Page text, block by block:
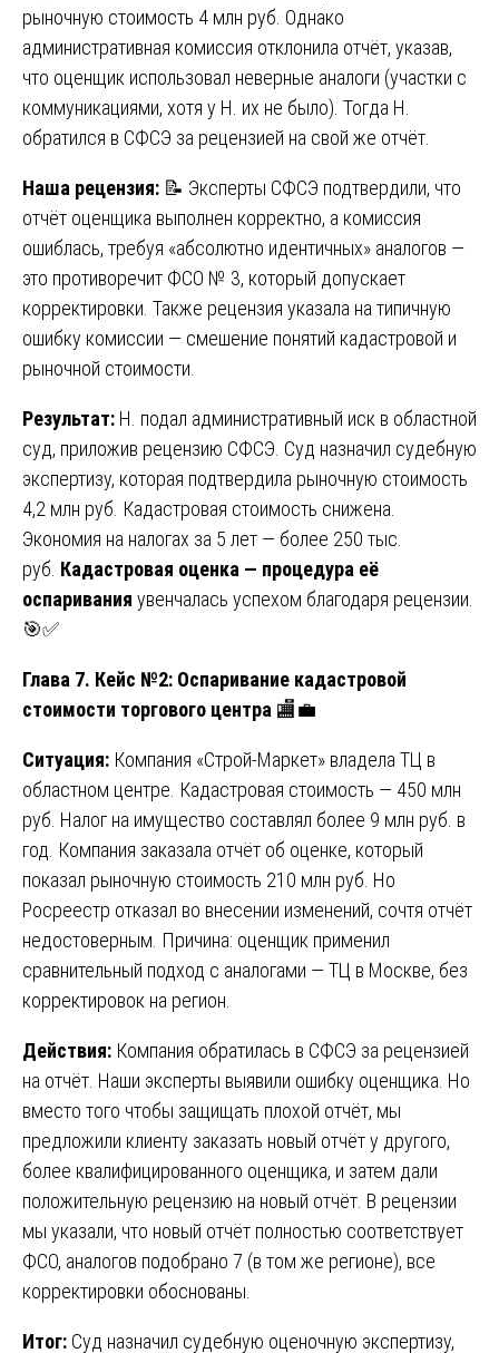
рыночную стоимость 4 млн руб. Однако
административная комиссия отклонила отчёт, указав,
что оценщик использовал неверные аналоги (участки с
коммуникациями, хотя у Н. их не было). Тогда Н.
обратился в СФСЭ за рецензией на свой же отчёт.
Наша рецензия: 📝 Эксперты СФСЭ подтвердили, что
отчёт оценщика выполнен корректно, а комиссия
ошиблась, требуя «абсолютно идентичных» аналогов —
это противоречит ФСО № 3, который допускает
корректировки. Также рецензия указала на типичную
ошибку комиссии — смешение понятий кадастровой и
рыночной стоимости.
Результат: Н. подал административный иск в областной
суд, приложив рецензию СФСЭ. Суд назначил судебную
экспертизу, которая подтвердила рыночную стоимость
4,2 млн руб. Кадастровая стоимость снижена.
Экономия на налогах за 5 лет — более 250 тыс.
руб. Кадастровая оценка — процедура её
оспаривания увенчалась успехом благодаря рецензии.
🎯✅
Глава 7. Кейс №2: Оспаривание кадастровой
стоимости торгового центра 🏬💼
Ситуация: Компания «Строй-Маркет» владела ТЦ в
областном центре. Кадастровая стоимость — 450 млн
руб. Налог на имущество составлял более 9 млн руб. в
год. Компания заказала отчёт об оценке, который
показал рыночную стоимость 210 млн руб. Но
Росреестр отказал во внесении изменений, сочтя отчёт
недостоверным. Причина: оценщик применил
сравнительный подход с аналогами — ТЦ в Москве, без
корректировок на регион.
Действия: Компания обратилась в СФСЭ за рецензией
на отчёт. Наши эксперты выявили ошибку оценщика. Но
вместо того чтобы защищать плохой отчёт, мы
предложили клиенту заказать новый отчёт у другого,
более квалифицированного оценщика, и затем дали
положительную рецензию на новый отчёт. В рецензии
мы указали, что новый отчёт полностью соответствует
ФСО, аналогов подобрано 7 (в том же регионе), все
корректировки обоснованы.
Итог: Суд назначил судебную оценочную экспертизу,